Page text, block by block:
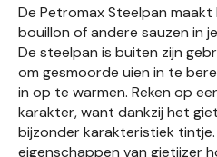
De Petromax Steelpan
bouillon of andere sauzen in
De steelpan is buiten zijn
om gesmoorde uien in te
in op te warmen. Reken op
karakter, want dankzij het
bijzonder karakteristiek
eigenschappen van gietijzer